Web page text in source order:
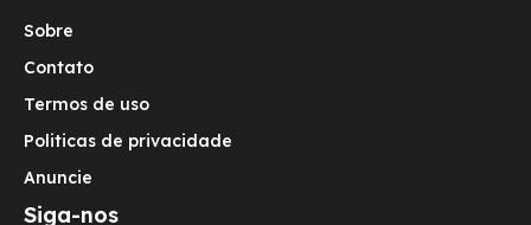
Sobre
Contato
Termos de uso
Politicas de privacidade
Anuncie
Siga-nos